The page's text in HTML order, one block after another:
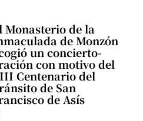
Monasterio de la
de Monzón
un concierto-
con motivo del
Centenario del
de San
de Asís